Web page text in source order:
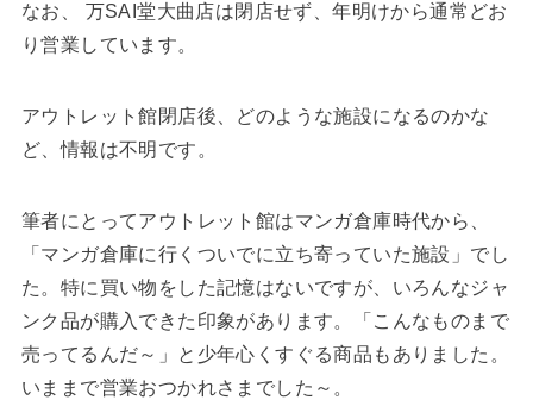
なお、 万SAI堂大曲店は閉店せず、年明けから通常どお
り営業しています。
アウトレット館閉店後、どのような施設になるのかな
ど、情報は不明です。
筆者にとってアウトレット館はマンガ倉庫時代から、
「マンガ倉庫に行くついでに立ち寄っていた施設」でし
た。特に買い物をした記憶はないですが、いろんなジャ
ンク品が購入できた印象があります。「こんなものまで
売ってるんだ～」と少年心くすぐる商品もありました。
いままで営業おつかれさまでした～。